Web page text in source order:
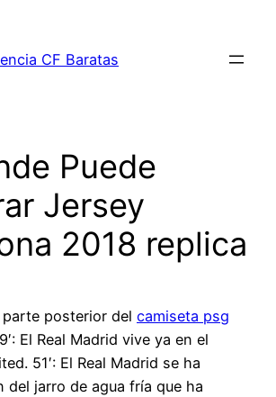
CF Baratas
Puede
Jersey
2018 replica
parte posterior del camiseta psg
El Real Madrid vive ya en el
51′: El Real Madrid se ha
del jarro de agua fría que ha